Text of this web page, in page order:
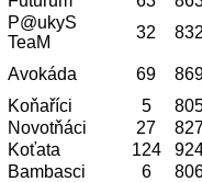
P@ukyS
TeaM
32
Avokáda 69
Koňaříci 5
Novotňáci 27
Koťata 124
Bambasci 6